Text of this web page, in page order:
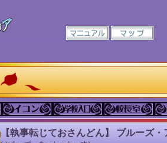
【執事転じておさんどん】 ブルーズ・